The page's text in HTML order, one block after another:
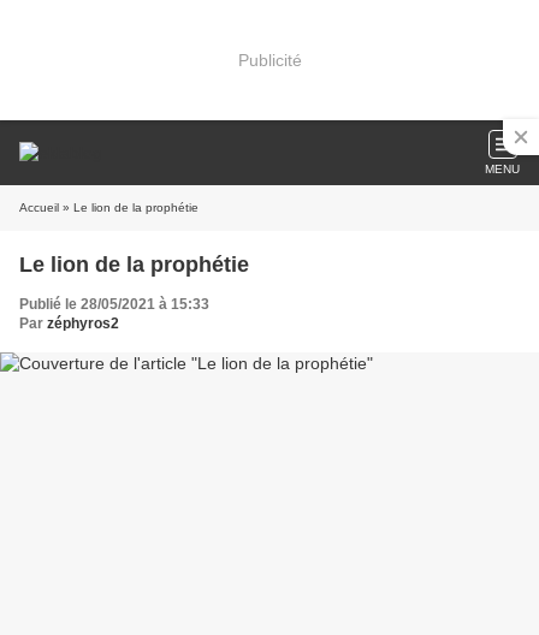
Publicité
MENU
Accueil » Le lion de la prophétie
Le lion de la prophétie
Publié le 28/05/2021 à 15:33
Par zéphyros2